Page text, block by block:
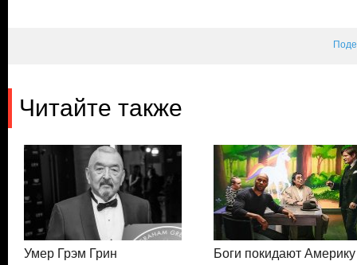
Читайте также
Умер Грэм Грин Боги покидают Америку